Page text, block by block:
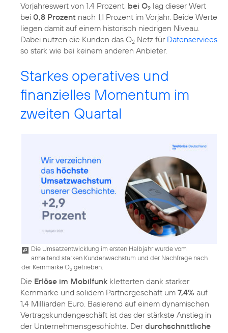
Vorjahreswert von 1,4 Prozent, bei O2 lag dieser Wert
bei 0,8 Prozent nach 1,1 Prozent im Vorjahr. Beide Werte
liegen damit auf einem historisch niedrigen Niveau.
Dabei nutzen die Kunden das O2 Netz für Datenservices
so stark wie bei keinem anderen Anbieter.
Starkes operatives und
finanzielles Momentum im
zweiten Quartal
Die Umsatzentwicklung im ersten Halbjahr wurde vom
anhaltend starken Kundenwachstum und der Nachfrage nach
der Kernmarke O2 getrieben.
Die Erlöse im Mobilfunk kletterten dank starker
Kernmarke und solidem Partnergeschäft um 7,4% auf
1,4 Milliarden Euro. Basierend auf einem dynamischen
Vertragskundengeschäft ist das der stärkste Anstieg in
der Unternehmensgeschichte. Derdurchschnittliche